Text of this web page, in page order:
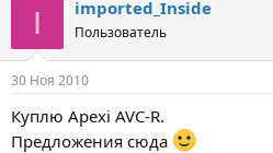
т
е
ы
а
н
а
л
а
I imported_Inside
Пользователь
30 Ноя 2010
Куплю Apexi AVC-R.
Предложения сюда